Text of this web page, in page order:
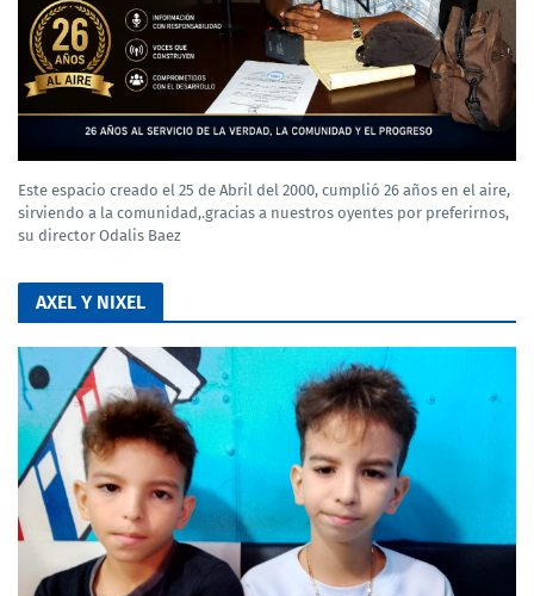
Este espacio creado el 25 de Abril del 2000, cumplió 26 años en el aire,
sirviendo a la comunidad,.gracias a nuestros oyentes por preferirnos,
su director Odalis Baez
AXEL Y NIXEL